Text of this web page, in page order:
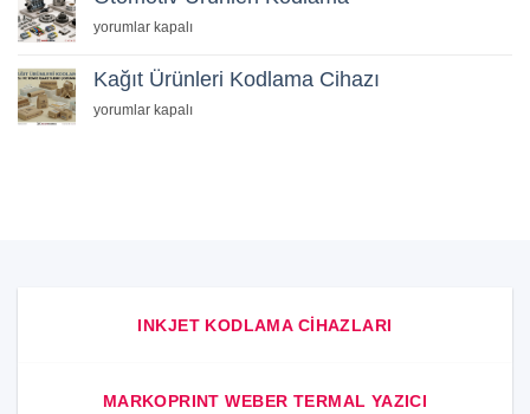
için
Otomotiv
Kodlama
yorumlar kapalı
Kağıt Ürünleri Kodlama Cihazı
Kağıt
yorumlar kapalı
INKJET KODLAMA CIHAZLARI
MARKOPRINT WEBER TERMAL YAZICI